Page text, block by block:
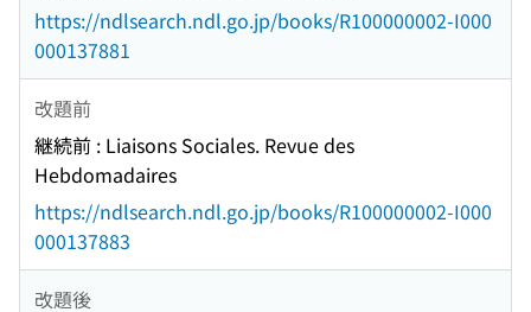
https://ndlsearch.ndl.go.jp/books/R100000002-I000
000137881
改題前
継続前 : Liaisons Sociales. Revue des
Hebdomadaires
https://ndlsearch.ndl.go.jp/books/R100000002-I000
000137883
改題後